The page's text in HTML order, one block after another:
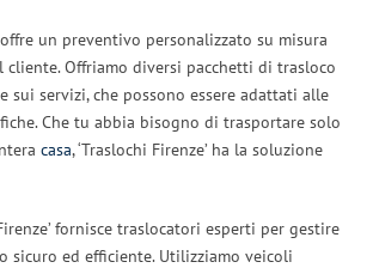
offre un preventivo personalizzato su misura
cliente. Offriamo diversi pacchetti di trasloco
sui servizi, che possono essere adattati alle
Che tu abbia bisogno di trasportare solo
casa, ‘Traslochi Firenze’ ha la soluzione
fornisce traslocatori esperti per gestire
sicuro ed efficiente. Utilizziamo veicoli